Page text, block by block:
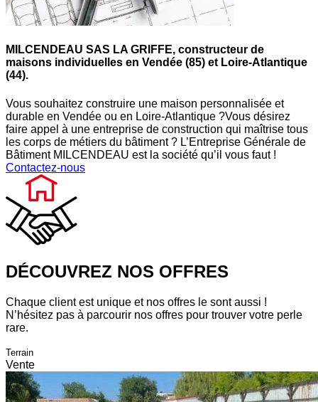
MILCENDEAU SAS LA GRIFFE, constructeur de
maisons individuelles en Vendée (85) et Loire-Atlantique
(44).
Vous souhaitez construire une maison personnalisée et
durable en Vendée ou en Loire-Atlantique ?Vous désirez
faire appel à une entreprise de construction qui maîtrise tous
les corps de métiers du bâtiment ? L’Entreprise Générale de
Bâtiment MILCENDEAU est la société qu’il vous faut !
Contactez-nous
DÉCOUVREZ NOS OFFRES
Chaque client est unique et nos offres le sont aussi !
N’hésitez pas à parcourir nos offres pour trouver votre perle
rare.
Terrain
Vente